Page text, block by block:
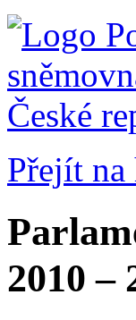
Přejít
2010 –